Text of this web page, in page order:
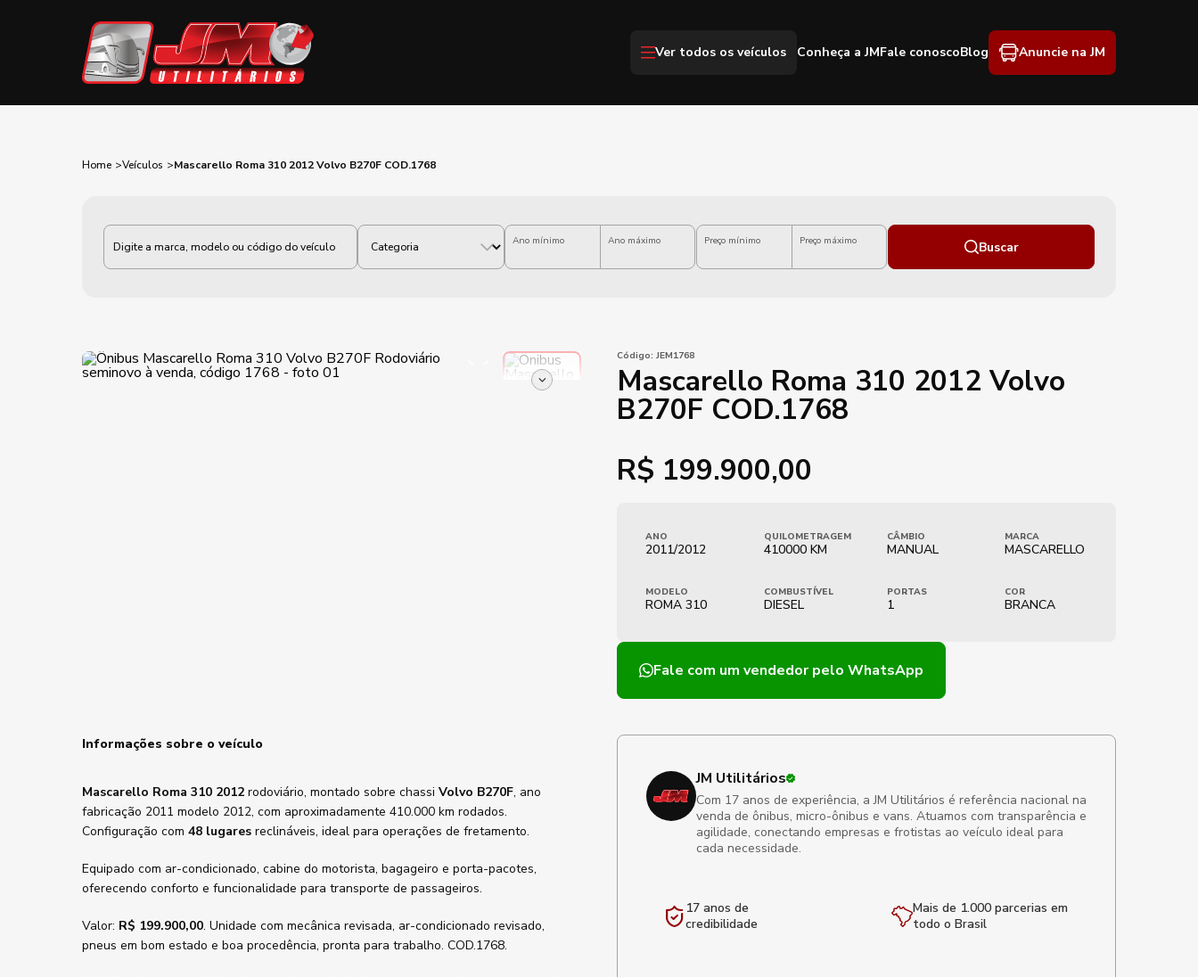
Ver todos os veículos Conheça a JMFale conoscoBlog Anuncie na JM
Home Veículos Mascarello Roma 310 2012 Volvo B270F COD.1768
Categoria Ano mínimo Ano máximo Preço mínimo Preço máximo Buscar
Código: JEM1768
Mascarello Roma 310 2012 Volvo
B270F COD.1768
R$ 199.900,00
ANO
2011/2012
QUILOMETRAGEM
410000 KM
CÂMBIO
MANUAL
MARCA
MASCARELLO
MODELO
ROMA 310
COMBUSTÍVEL
DIESEL
PORTAS
1
COR
BRANCA
Fale com um vendedorpelo WhatsApp
Informações sobre o veículo
Mascarello Roma 310 2012 rodoviário, montado sobre chassi Volvo B270F, ano
fabricação 2011 modelo 2012, com aproximadamente 410.000 km rodados.
Configuração com 48 lugares reclináveis, ideal para operações de fretamento.
Equipado com ar-condicionado, cabine do motorista, bagageiro e porta-pacotes,
oferecendo conforto e funcionalidade para transporte de passageiros.
Valor: R$ 199.900,00. Unidade com mecânica revisada, ar-condicionado revisado,
pneus em bom estado e boa procedência, pronta para trabalho. COD.1768.
JM Utilitários
Com 17 anos de experiência, a JM Utilitários é referência nacional na
venda de ônibus, micro-ônibus e vans. Atuamos com transparência e
agilidade, conectando empresas e frotistas ao veículo ideal para
cada necessidade.
17 anos de
credibilidade
Mais de 1.000 parcerias em
todo o Brasil